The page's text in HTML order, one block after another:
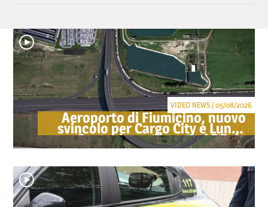
Aeroporto di Fiumicino, nuovo
svincolo per Cargo City e Lunga
Sosta: investimento ADR da
oltre 40 milioni
VIDEO NEWS | 05/08/2026